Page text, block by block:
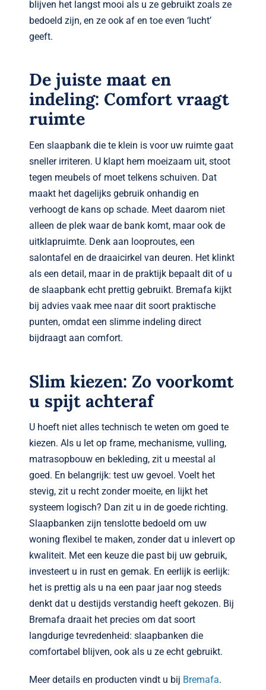
blijven het langst mooi als u ze gebruikt zoals ze
bedoeld zijn, en ze ook af en toe even ‘lucht’
geeft.
De juiste maat en
indeling: Comfort vraagt
ruimte
Een slaapbank die te klein is voor uw ruimte gaat
sneller irriteren. U klapt hem moeizaam uit, stoot
tegen meubels of moet telkens schuiven. Dat
maakt het dagelijks gebruik onhandig en
verhoogt de kans op schade. Meet daarom niet
alleen de plek waar de bank komt, maar ook de
uitklapruimte. Denk aan looproutes, een
salontafel en de draaicirkel van deuren. Het klinkt
als een detail, maar in de praktijk bepaalt dit of u
de slaapbank echt prettig gebruikt. Bremafa kijkt
bij advies vaak mee naar dit soort praktische
punten, omdat een slimme indeling direct
bijdraagt aan comfort.
Slim kiezen: Zo voorkomt
u spijt achteraf
U hoeft niet alles technisch te weten om goed te
kiezen. Als u let op frame, mechanisme, vulling,
matrasopbouw en bekleding, zit u meestal al
goed. En belangrijk: test uw gevoel. Voelt het
stevig, zit u recht zonder moeite, en lijkt het
systeem logisch? Dan zit u in de goede richting.
Slaapbanken zijn tenslotte bedoeld om uw
woning flexibel te maken, zonder dat u inlevert op
kwaliteit. Met een keuze die past bij uw gebruik,
investeert u in rust en gemak. En eerlijk is eerlijk:
het is prettig als u na een paar jaar nog steeds
denkt dat u destijds verstandig heeft gekozen. Bij
Bremafa draait het precies om dat soort
langdurige tevredenheid: slaapbanken die
comfortabel blijven, ook als u ze echt gebruikt.
Meer details en producten vindt u bij Bremafa.